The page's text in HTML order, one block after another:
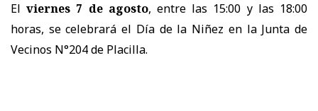
El viernes 7 de agosto, entre las 15:00 y las 18:00
horas, se celebrará el Día de la Niñez en la Junta de
Vecinos N°204 de Placilla.